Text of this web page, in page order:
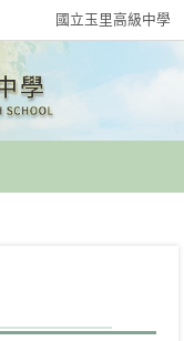
國立玉里高級中學